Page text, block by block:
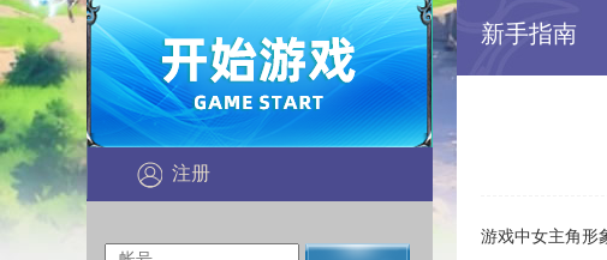
注册
新手指南
游戏中女主角形